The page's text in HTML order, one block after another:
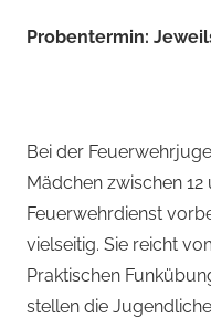
Probentermin:
Bei der
Mädchen zwischen
Feuerwehrdienst
vielseitig. Sie reicht
Praktischen
stellen die